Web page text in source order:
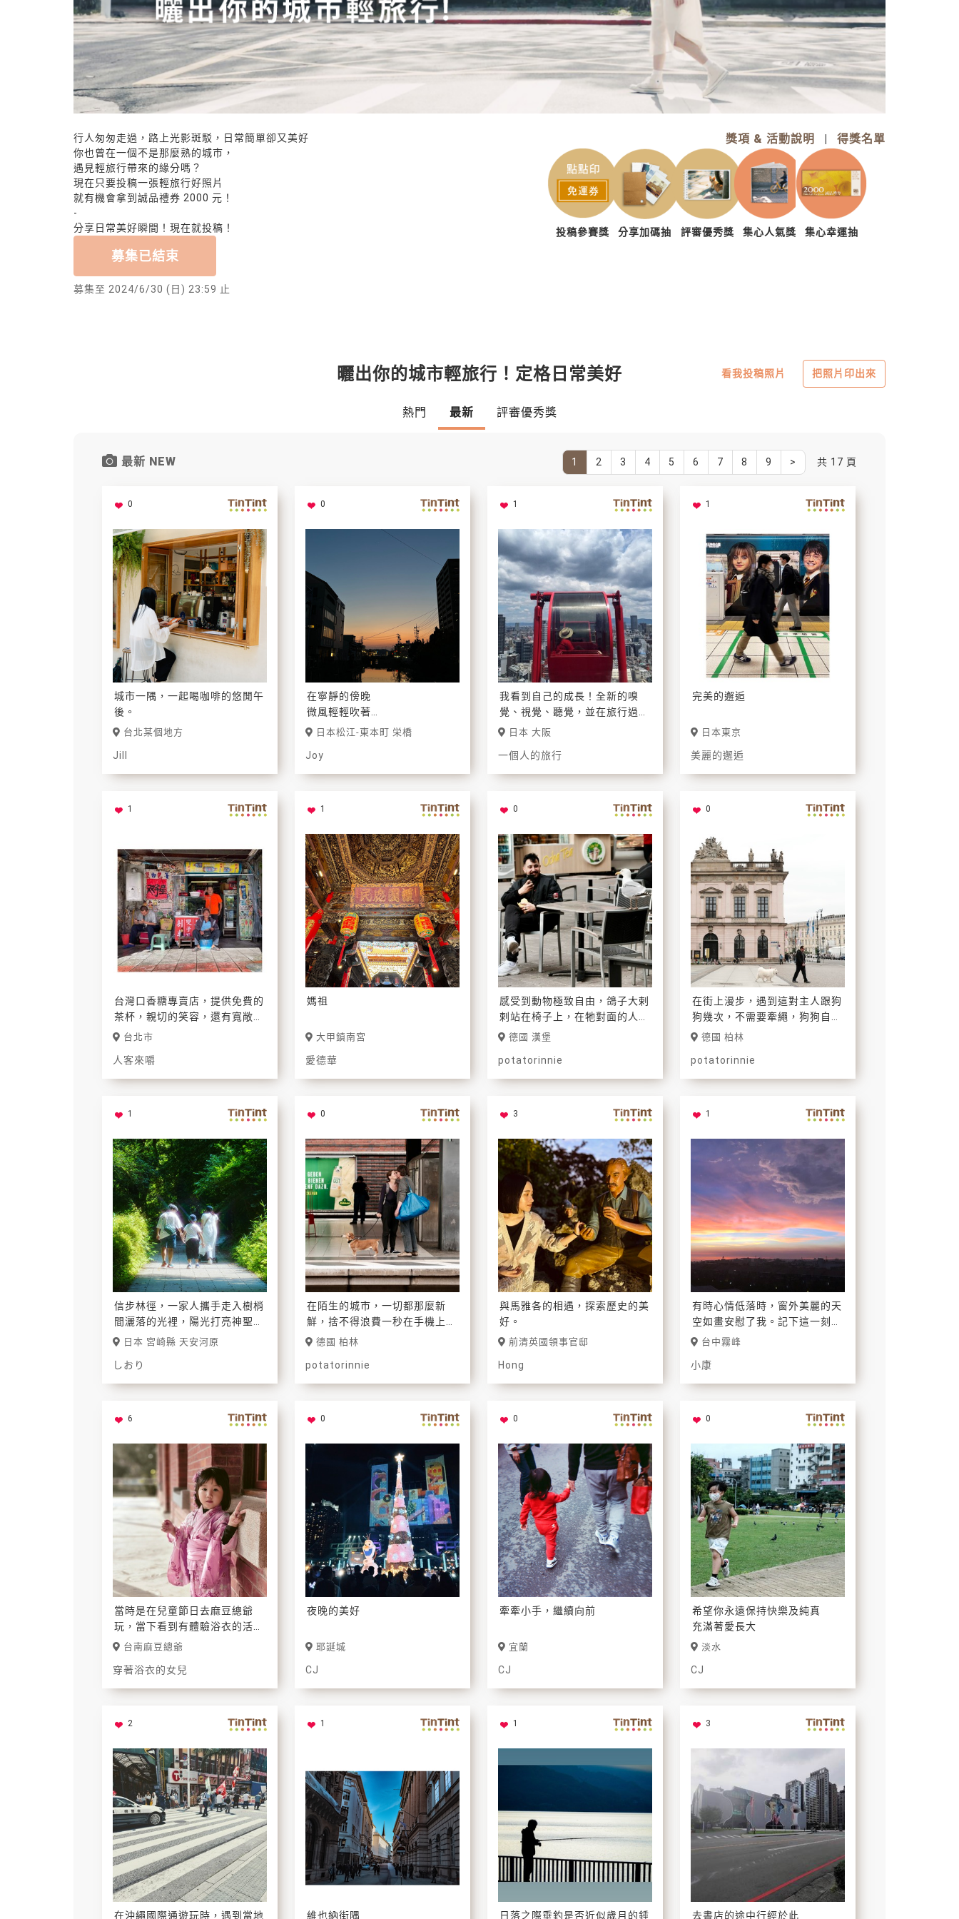
行人匆匆走過，路上光影斑駁，日常簡單卻又美好
你也曾在一個不是那麼熟的城市，
遇見輕旅行帶來的緣分嗎？
現在只要投稿一張輕旅行好照片
就有機會拿到誠品禮券 2000 元！
-
分享日常美好瞬間！現在就投稿！
募集已結束
募集至 2024/6/30 (日) 23:59 止
獎項 & 活動說明 | 得獎名單
投稿參賽獎 分享加碼抽 評審優秀獎 集心人氣獎 集心幸運抽
曬出你的城市輕旅行！定格日常美好 看我投稿照片 把照片印出來
熱門 最新 評審優秀獎
最新 NEW 1 2 3 4 5 6 7 8 9 > 共 17 頁
0
城市一隅，一起喝咖啡的悠閒午
後。
台北某個地方
Jill
0
在寧靜的傍晚
微風輕輕吹著
漫步在小橋上
日本松江-東本町 栄橋
Joy
1
我看到自己的成長！全新的嗅
覺、視覺、聽覺，並在旅行過程
中用不同的角度看視界、保持開
容。
日本 大阪
一個人的旅行
1
完美的邂逅
日本東京
美麗的邂逅
1
台灣口香糖專賣店，提供免費的
茶杯，親切的笑容，還有寬敞的
空間，絕對是日常中最簡單的美
台北市
人客來嚼
1
媽祖
大甲鎮南宮
愛德華
0
感受到動物極致自由，鴿子大剌
剌站在椅子上，在牠對面的人投
以微笑。
德國 漢堡
potatorinnie
0
在街上漫步，遇到這對主人跟狗
狗幾次，不需要牽繩，狗狗自由
的跟在主人後面，可愛的畫面，
德國 柏林
potatorinnie
1
信步林徑，一家人攜手走入樹梢
間灑落的光裡，陽光打亮神聖的
日常一刻。
日本 宮崎縣 天安河原
しおり
0
在陌生的城市，一切都那麼新
鮮，捨不得浪費一秒在手機上。
等車時抬個頭，也能撞見可愛畫
趣的對比。
德國 柏林
potatorinnie
3
與馬雅各的相遇，探索歷史的美
好。
前清英國領事官邸
Hong
1
有時心情低落時，窗外美麗的天
空如畫安慰了我。記下這一刻，
提醒自己常常抬頭看看天空。
台中霧峰
小康
6
當時是在兒童節日去麻豆總爺
玩，當下看到有體驗浴衣的活
動，讓女兒去體驗一下
台南麻豆總爺
穿著浴衣的女兒
0
夜晚的美好
耶誕城
CJ
0
牽牽小手，繼續向前
宜蘭
CJ
0
希望你永遠保持快樂及純真
充滿著愛長大
淡水
CJ
2
在沖繩國際通遊玩時，遇到當地
1
維也納街隅
1
日落之際垂釣是否近似歲月的錘
3
去書店的途中行經於此